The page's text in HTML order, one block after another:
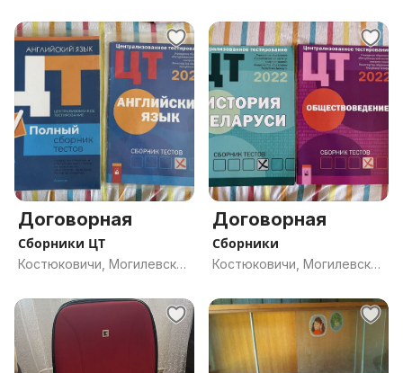
Договорная
Сборники ЦТ
Костюковичи, Могилевская
Договорная
Сборники
Костюковичи, Могилевская